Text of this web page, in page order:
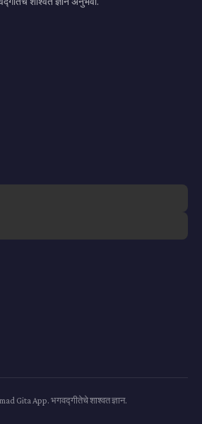
Gita App. भगवद्गीतेचे शाश्वत ज्ञान.